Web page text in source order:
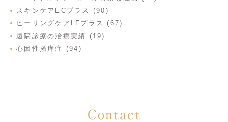
スキンケアECプラス (90)
ヒーリングケアLFプラス (67)
遠隔診療の治療実績 (19)
心因性掻痒症 (94)
Contact